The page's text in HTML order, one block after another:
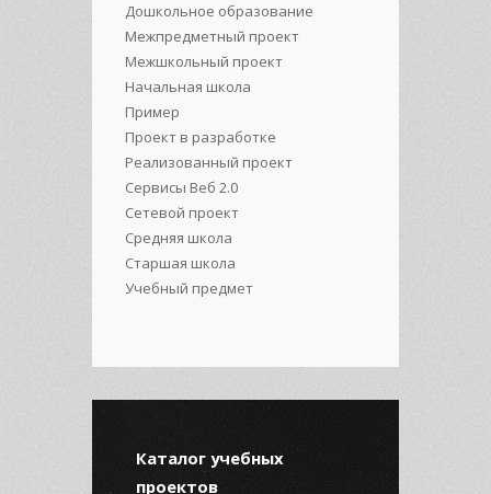
Дошкольное образование
Межпредметный проект
Межшкольный проект
Начальная школа
Пример
Проект в разработке
Реализованный проект
Сервисы Веб 2.0
Сетевой проект
Средняя школа
Старшая школа
Учебный предмет
Каталог учебных
проектов